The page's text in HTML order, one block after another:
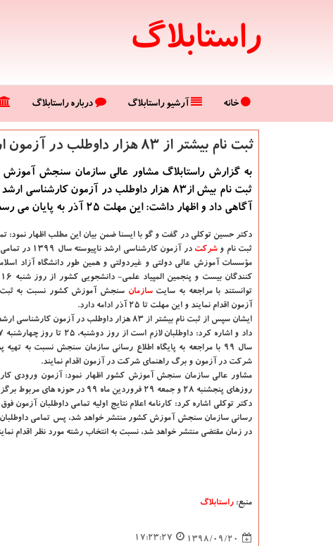
راستابلاگ
خانه آرشیو راستابلاگ درباره راستابلاگ
ثبت نام بیشتر از 83 هزار داوطلب در آزمون ارشد
به گزارش راستابلاگ مشاور عالی سازمان سنجش آموزش
آگاهی داد و اظهار داشت: این مهلت 25 آذر به پایان می رسد.
دكتر حسین توكلی در گفت و گو با ایسناضمن بیان این مطلب اظهار نمود:
ثبت نام وشركت در آزمون كارشناسی ارشد ناپیوسته سال ۱۳۹۹ در تمامی
مؤسسات آموزش عالی دولتی و غیردولتی و همین طور دانشگاه آزاد
توانستند با مراجعه به سایتسازمان سنجش آموزش كشور نسبت به ثبت
آزمون اقدام نمایند و این مهلت تا ۲۵ آذر ادامه دارد.
سال 99 با مراجعه به پایگاه اطلاع رسانی سازمان سنجش نسبت به
شركت در آزمون و برگ راهنمای شركت در آزمون اقدام نمایند.
روزهای پنجشنبه ۲۸ و جمعه ۲۹ فروردین ماه ۹۹ در حوزه های مربوط برگزار می گردد.
دكتر توكلی اشاره كرد: كارنامه اعلام نتایج اولیه تمامی داوطلبان
رسانی سازمان سنجش آموزش كشور منتشر خواهد شد، پس تمامی
در زمان مقتضی منتشر خواهد شد، نسبت به انتخاب رشته مورد نظر اقدام
منبع: راستابلاگ
1398/09/20
17:23:27